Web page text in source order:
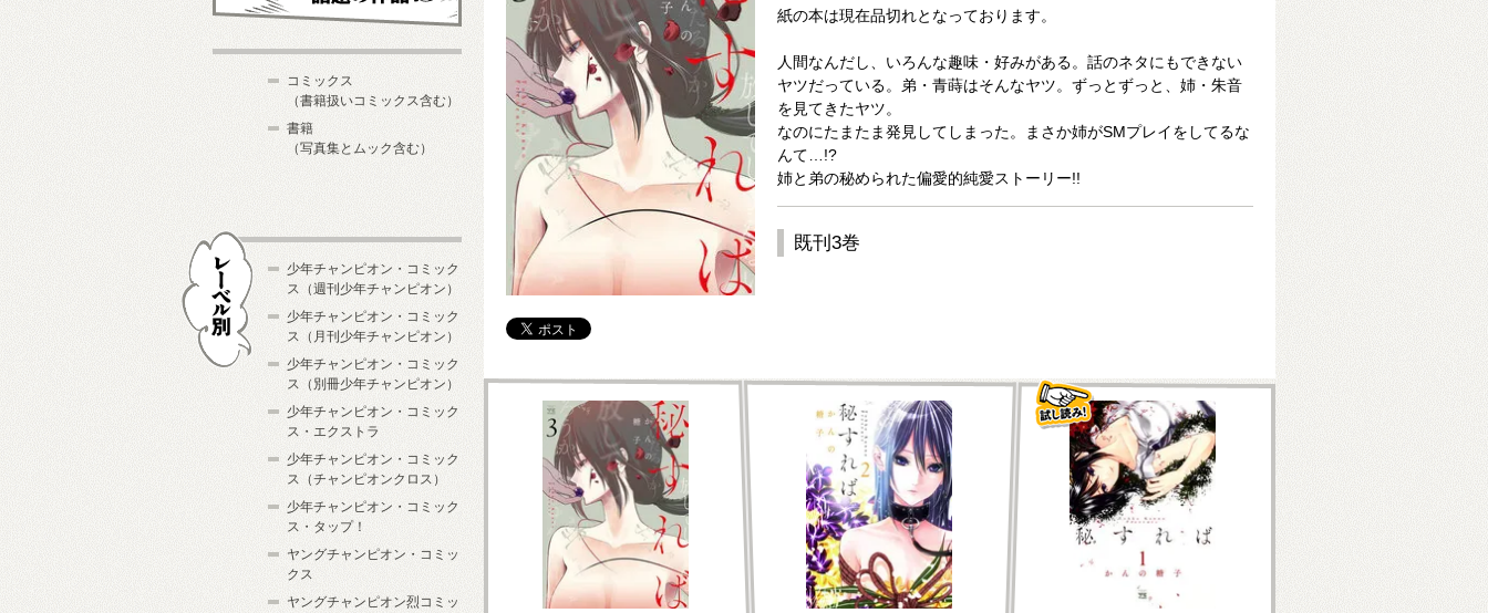
紙の本は現在品切れとなっております。
人間なんだし、いろんな趣味・好みがある。話のネタにもできない
ヤツだっている。弟・青蒔はそんなヤツ。ずっとずっと、姉・朱音
を見てきたヤツ。
なのにたまたま発見してしまった。まさか姉がSMプレイをしてるな
んて…!?
姉と弟の秘められた偏愛的純愛ストーリー!!
既刊3巻
コミックス
（書籍扱いコミックス含む）
書籍
（写真集とムック含む）
少年チャンピオン・コミック
ス（週刊少年チャンピオン）
少年チャンピオン・コミック
ス（月刊少年チャンピオン）
少年チャンピオン・コミック
ス（別冊少年チャンピオン）
少年チャンピオン・コミック
ス・エクストラ
少年チャンピオン・コミック
ス（チャンピオンクロス）
少年チャンピオン・コミック
ス・タップ！
ヤングチャンピオン・コミッ
クス
ヤングチャンピオン烈コミッ